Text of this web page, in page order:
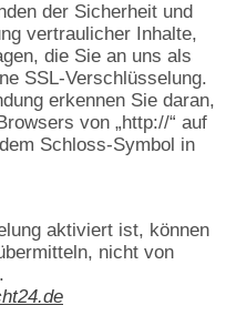
der Sicherheit und
vertraulicher Inhalte,
die Sie an uns als
SSL-Verschlüsselung.
erkennen Sie daran,
von „http://“ auf
Schloss-Symbol in
aktiviert ist, können
nicht von